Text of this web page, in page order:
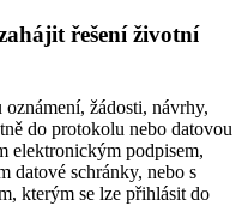
řešení životní
žádosti, návrhy,
do protokolu nebo datovou
elektronickým podpisem,
datové schránky, nebo s
kterým se lze přihlásit do